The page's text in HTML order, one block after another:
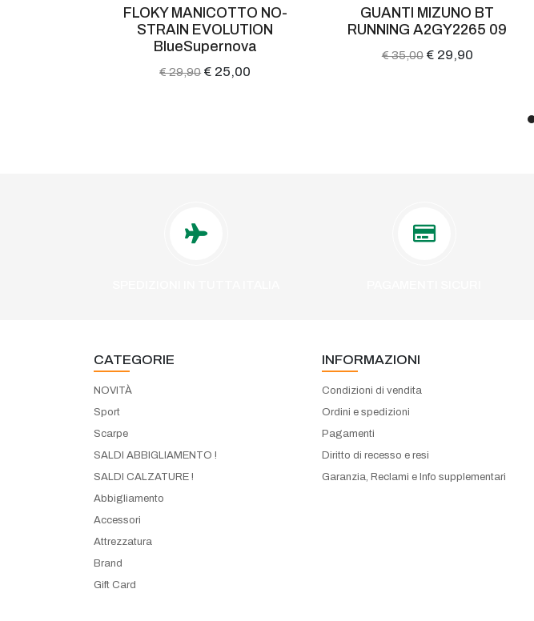
FLOKY MANICOTTO NO-
STRAIN EVOLUTION
BlueSupernova
€ 29,90 € 25,00
GUANTI MIZUNO BT
RUNNING A2GY2265 09
€ 35,00 € 29,90
CATEGORIE
NOVITÀ
Sport
Scarpe
SALDI ABBIGLIAMENTO !
SALDI CALZATURE !
Abbigliamento
Accessori
Attrezzatura
Brand
Gift Card
INFORMAZIONI
Condizioni di vendita
Ordini e spedizioni
Pagamenti
Diritto di recesso e resi
Garanzia, Reclami e Info supplementari